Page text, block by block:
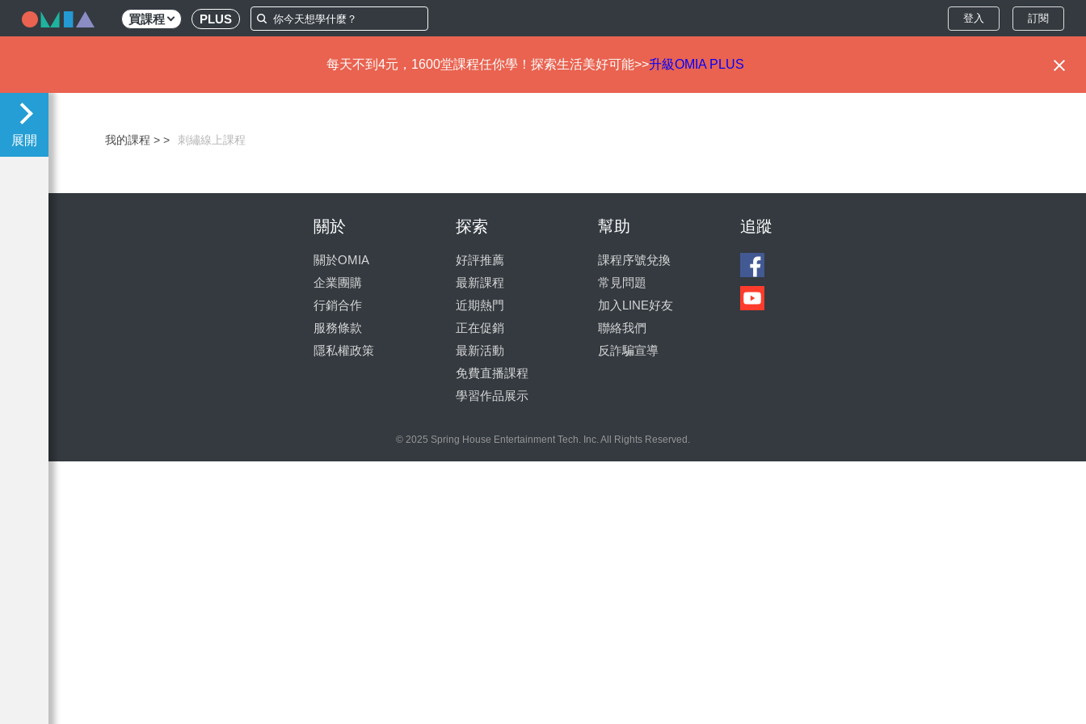
買課程 PLUS 登入 訂閱
每天不到4元，1600堂課程任你學！探索生活美好可能>>升級OMIA PLUS
我的課程 > 刺繡線上課程
關於
關於OMIA
企業團購
行銷合作
服務條款
隱私權政策
探索
好評推薦
最新課程
近期熱門
正在促銷
最新活動
免費直播課程
學習作品展示
幫助
課程序號兌換
常見問題
加入LINE好友
聯絡我們
反詐騙宣導
追蹤
© 2025 Spring House Entertainment Tech. Inc. All Rights Reserved.